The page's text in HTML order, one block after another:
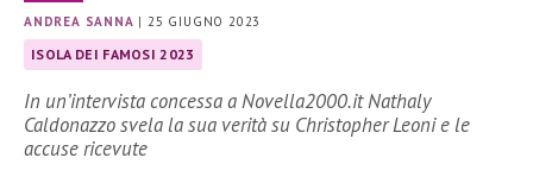
ANDREA SANNA | 25 GIUGNO 2023
ISOLA DEI FAMOSI 2023
In un’intervista concessa a Novella2000.it Nathaly
Caldonazzo svela la sua verità su Christopher Leoni e le
accuse ricevute